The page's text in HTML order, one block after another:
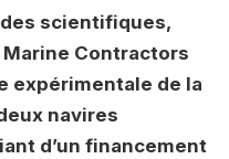
scientifiques,
Contractors
expérimentale de la
navires
d’un financement